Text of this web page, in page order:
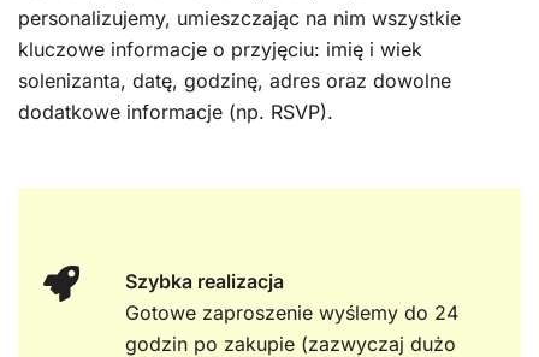
personalizujemy, umieszczając na nim wszystkie
kluczowe informacje o przyjęciu: imię i wiek
solenizanta, datę, godzinę, adres oraz dowolne
dodatkowe informacje (np. RSVP).
Szybka realizacja
Gotowe zaproszenie wyślemy do 24
godzin po zakupie (zazwyczaj dużo